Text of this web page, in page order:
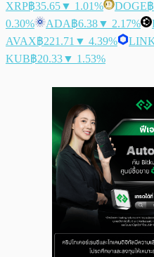
XRP฿35.65▼ 1.01% DOGE
0.30%
ADA฿6.38▼ 2.17%
AVAX฿221.71 ▼ 4.39%
KUB฿20.33▼ 1.53%